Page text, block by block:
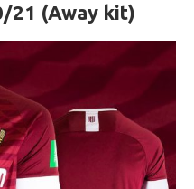
21 (Away kit)